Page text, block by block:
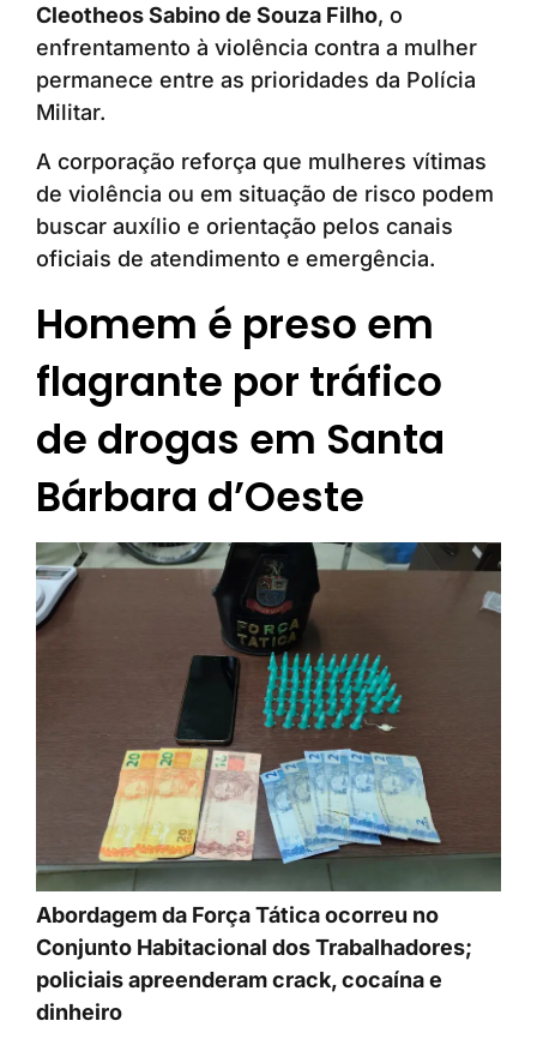
Cleotheos Sabino de Souza Filho, o
enfrentamento à violência contra a mulher
permanece entre as prioridades da Polícia
Militar.
A corporação reforça que mulheres vítimas
de violência ou em situação de risco podem
buscar auxílio e orientação pelos canais
oficiais de atendimento e emergência.
Homem é preso em
flagrante por tráfico
de drogas em Santa
Bárbara d’Oeste
Abordagem da Força Tática ocorreu no
Conjunto Habitacional dos Trabalhadores;
policiais apreenderam crack, cocaína e
dinheiro